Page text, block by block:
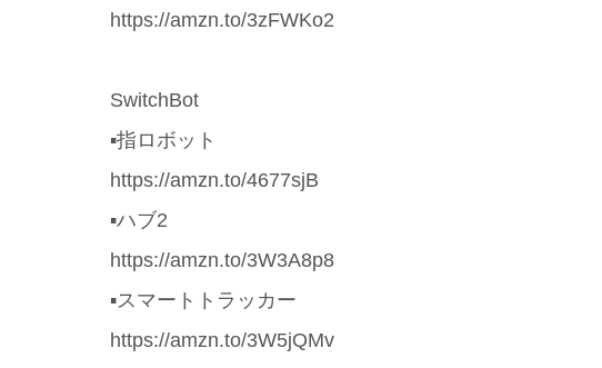
https://amzn.to/3zFWKo2
SwitchBot
▪️指ロボット
https://amzn.to/4677sjB
▪️ハブ2
https://amzn.to/3W3A8p8
▪️スマートトラッカー
https://amzn.to/3W5jQMv